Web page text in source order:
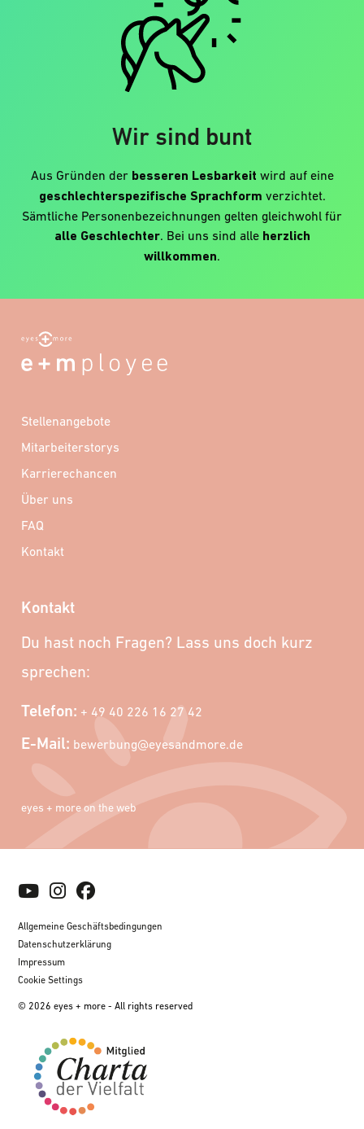
Wir sind bunt
Aus Gründen der besseren Lesbarkeit wird auf eine
geschlechterspezifische Sprachform verzichtet.
Sämtliche Personenbezeichnungen gelten gleichwohl für
alle Geschlechter. Bei uns sind alle herzlich
willkommen.
Stellenangebote
Mitarbeiterstorys
Karrierechancen
Über uns
FAQ
Kontakt
Kontakt
Du hast noch Fragen? Lass uns doch kurz
sprechen:
Telefon: + 49 40 226 16 27 42
E-Mail: bewerbung@eyesandmore.de
eyes + more on the web
Allgemeine Geschäftsbedingungen
Datenschutzerklärung
Impressum
Cookie Settings
© 2026 eyes + more - All rights reserved